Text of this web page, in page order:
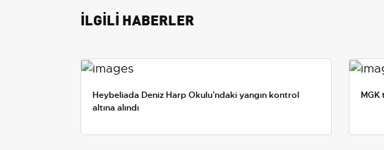
İLGİLİ HABERLER
Heybeliada Deniz Harp Okulu’ndaki yangın kontrol
altına alındı
MGK